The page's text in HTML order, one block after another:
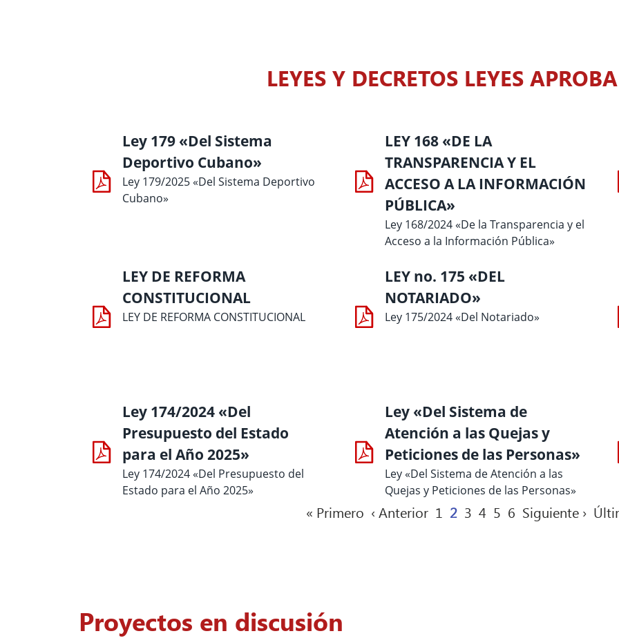
LEYES Y DECRETOS LEYES
Ley 179 «Del Sistema
Deportivo Cubano»
Ley 179/2025 «Del Sistema Deportivo
Cubano»
LEY 168 «DE LA
TRANSPARENCIA Y EL
ACCESO A LA INFORMACIÓN
PÚBLICA»
Ley 168/2024 «De la Transparencia y el
Acceso a la Información Pública»
LEY DE REFORMA
CONSTITUCIONAL
LEY DE REFORMA CONSTITUCIONAL
LEY no. 175 «DEL
NOTARIADO»
Ley 175/2024 «Del Notariado»
Ley 174/2024 «Del
Presupuesto del Estado
para el Año 2025»
Ley 174/2024 «Del Presupuesto del
Estado para el Año 2025»
Ley «Del Sistema de
Atención a las Quejas y
Peticiones de las Personas»
Ley «Del Sistema de Atención a las
Quejas y Peticiones de las Personas»
Primera página
« Primero Página anterior
‹ Anterior Página
1 Página actual
2 Página
3 Página
4 Página
5 Página
6 Siguiente
Siguiente ›
Proyectos en discusión